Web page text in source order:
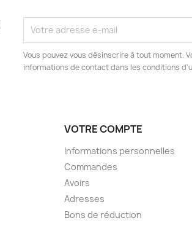
Vous pouvez vous désinscrire à tout moment.
informations de contact dans les conditions
VOTRE COMPTE
Informations personnelles
Commandes
Avoirs
Adresses
Bons de réduction